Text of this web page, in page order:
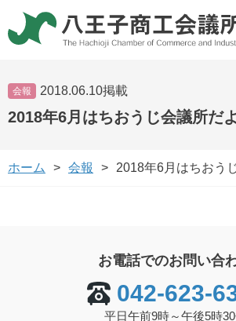
会報 2018.06.10掲載
2018年6月はちおうじ会議所だ
ホーム 会報 2018年6月はちおう
お電話でのお問い合
042-623-
平日午前9時～午後5時